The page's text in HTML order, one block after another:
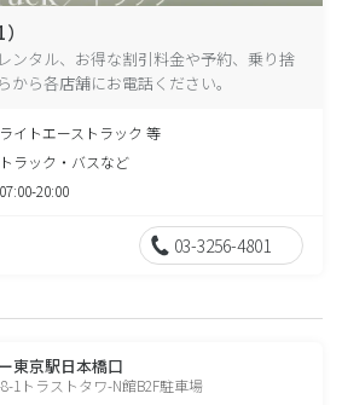
ンタル、お得な割引料金や予約、乗り捨
から各店舗にお電話ください。
ライトエーストラック 等
トラック・バスなど
07:00-20:00
03-3256-4801
東京駅日本橋口
1トラストタワ-N館B2F駐車場